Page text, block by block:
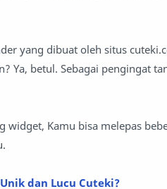
yang dibuat oleh situs
Ya, betul. Sebagai pengingat
Kamu bisa melepas
dan Lucu Cuteki?